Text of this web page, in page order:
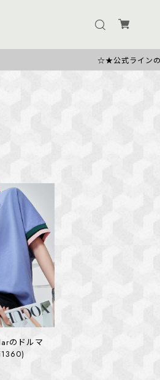
☆★公式ラインのお友だち追加で500
のドルマ